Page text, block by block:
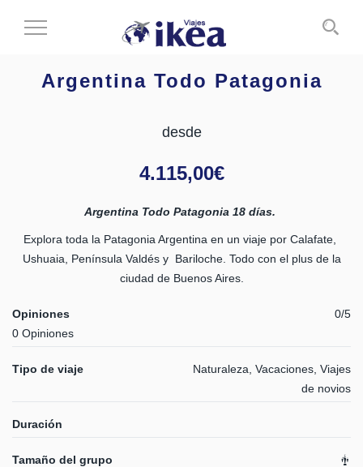
Cambiar
de
Argentina Todo Patagonia
desde
4.115,00€
Argentina Todo Patagonia 18 días.
Explora toda la Patagonia Argentina en un viaje por Calafate,
Ushuaia, Península Valdés y Bariloche. Todo con el plus de la
ciudad de Buenos Aires.
Opiniones
0 Opiniones
0/5
Tipo de viaje
Naturaleza, Vacaciones, Viajes
de novios
Duración
Tamaño del grupo